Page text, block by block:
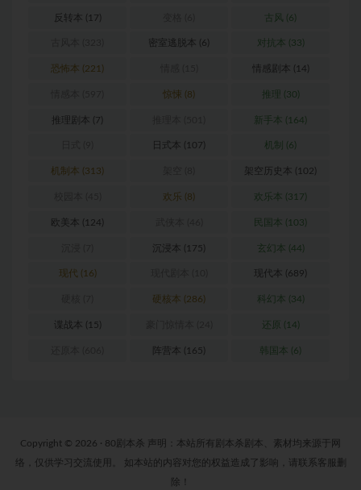
反转本 (17) 古风 (6)
密室逃脱本 (6) 对抗本 (33)
恐怖本 (221) 情感剧本 (14)
惊悚 (8) 推理 (30)
推理剧本 (7) 新手本 (164)
日式本 (107) 机制 (6)
机制本 (313) 架空历史本 (102)
欢乐 (8) 欢乐本 (317)
欧美本 (124) 民国本 (103)
沉浸本 (175) 玄幻本 (44)
现代 (16) 现代本 (689)
硬核本 (286) 科幻本 (34)
谍战本 (15) 还原 (14)
阵营本 (165) 韩国本 (6)
Copyright © 2026 · 80剧本杀 声明：本站所有剧本杀剧本、素材均来源于网
络，仅供学习交流使用。 如本站的内容对您的权益造成了影响，请联系客服删
除！